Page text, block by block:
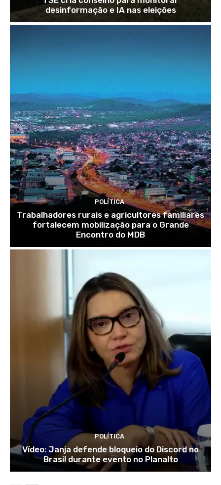
desinformação e IA nas eleições
POLÍTICA
Trabalhadores rurais e agricultores familiares
fortalecem mobilização para o Grande
Encontro do MDB
POLÍTICA
Vídeo: Janja defende bloqueio do Discord no
Brasil durante evento no Planalto